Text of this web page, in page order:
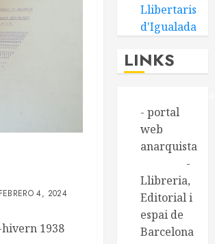
FEBRERO 4, 2024
1938
Llibertaris
d'Igualada
LINKS
- portal
web
anarquista
-
Llibreria,
Editorial i
espai de
Barcelona